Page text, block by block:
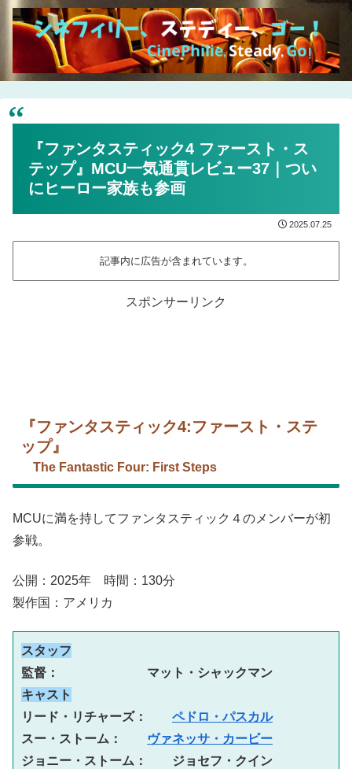
『ファンタスティック4 ファースト・ス
テップ』MCU一気通貫レビュー37｜つい
にヒーロー家族も参画
2025.07.25
記事内に広告が含まれています。
スポンサーリンク
『ファンタスティック4:ファースト・ステ
ップ』
The Fantastic Four: First Steps
MCUに満を持してファンタスティック４のメンバーが初
参戦。
公開：2025年 時間：130分
製作国：アメリカ
スタッフ
監督：　　　　　　　マット・シャックマン
キャスト
リード・リチャーズ： ペドロ・パスカル
スー・ストーム：
ヴァネッサ・カービー
ジョニー・ストーム：　　ジョセフ・クイン